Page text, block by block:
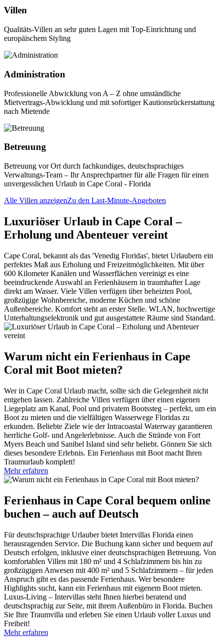
Villen
Qualitäts-Villen an sehr guten Lagen mit Top-Einrichtung und
europäischem Styling
Administration
Professionelle Abwicklung von A – Z ohne umständliche
Mietvertrags-Abwicklung und mit sofortiger Kautionsrückerstattung
nach Mietende
Betreuung
Betreuung vor Ort durch fachkundiges, deutschsprachiges
Verwaltungs-Team – Ihr Ansprechpartner für alle Fragen für einen
unvergesslichen Urlaub in Cape Coral - Florida
Alle Villen anzeigenZu den Last-Minute-Angeboten
Luxuriöser Urlaub in Cape Coral –
Erholung und Abenteuer vereint
Cape Coral, bekannt als das 'Venedig Floridas', bietet Urlaubern ein
perfektes Maß aus Erholung und Freizeitmöglichkeiten. Mit über
600 Kilometer Kanälen und Wasserflächen vereinigt es eine
beeindruckende Auswahl an Ferienhäusern in traumhafter Lage
direkt am Wasser. Viele Villen verfügen über beheizten Pool,
großzügige Wohnbereiche, moderne Küchen und schöne
Außenbereiche. Komfort steht an erster Stelle. WLAN, hochwertige
Unterhaltungselektronik und gut ausgestattete Räume sind Standard.
Warum nicht ein Ferienhaus in Cape
Coral mit Boot mieten?
Wer in Cape Coral Urlaub macht, sollte sich die Gelegenheit nicht
entgehen lassen. Zahlreiche Villen verfügen über einen eigenen
Liegeplatz am Kanal, Pool und privatem Bootssteg – perfekt, um ein
Boot zu mieten und die vielfältigen Wasserwege Floridas zu
erkunden. Beliebte Ziele wie der Intracoastal Waterway garantieren
herrliche Golf- und Angelerlebnisse. Auch die Strände von Fort
Myers Beach und Sanibel Island sind sehr beliebt. Gönnen Sie sich
dieses besondere Erlebnis. Ein Ferienhaus mit Boot macht Ihren
Traumurlaub komplett!
Mehr erfahren
Ferienhaus in Cape Coral bequem online
buchen – auch auf Deutsch
Für deutschsprachige Urlauber bietet Intervillas Florida einen
herausragenden Service. Die Buchung kann sicher und bequem auf
Deutsch erfolgen, inklusive einer deutschsprachigen Betreuung. Von
komfortablen Villen mit 180 m² und 4 Schlafzimmern bis hin zu
großzügigen Anwesen mit 400 m² und 5 Schlafzimmern – für jeden
Anspruch gibt es das passende Ferienhaus. Wer besondere
Highlights sucht, kann ein Ferienhaus mit eigenem Boot mieten.
Luxus-Living – Intervillas steht Ihnen hierbei beratend und
deutschsprachig zur Seite, mit ihrem Außenbüro in Florida. Buchen
Sie Ihre Traumvilla und erleben Sie einen Urlaub voller Luxus und
Freiheit!
Mehr erfahren